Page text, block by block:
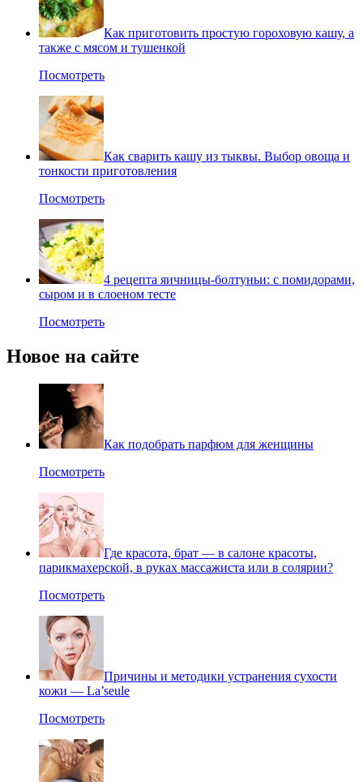
Как приготовить простую гороховую кашу, а
также с мясом и тушенкой
Посмотреть
Как сварить кашу из тыквы. Выбор овоща и
тонкости приготовления
Посмотреть
4 рецепта яичницы-болтуньи: с помидорами,
сыром и в слоеном тесте
Посмотреть
Новое на сайте
Как подобрать парфюм для женщины
Посмотреть
Где красота, брат — в салоне красоты,
парикмахерской, в руках массажиста или в солярии?
Посмотреть
Причины и методики устранения сухости
кожи — La’seule
Посмотреть